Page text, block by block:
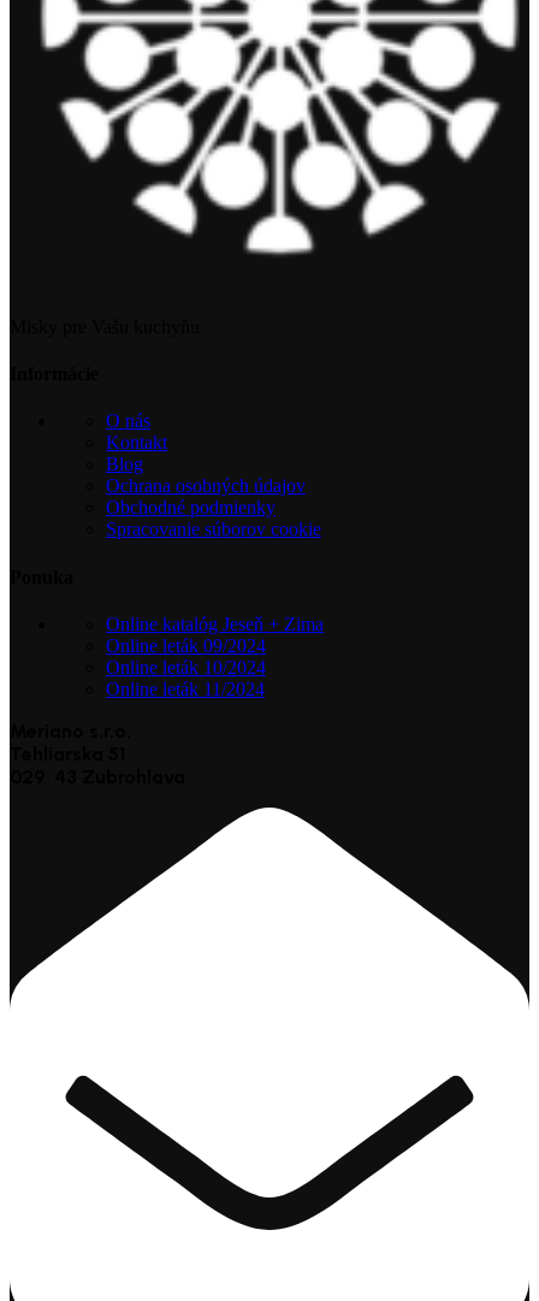
O nás
Kontakt
Blog
Ochrana osobných údajov
Obchodné podmienky
Spracovanie súborov cookie
Online katalóg Jeseň + Zima
Online leták 09/2024
Online leták 10/2024
Online leták 11/2024